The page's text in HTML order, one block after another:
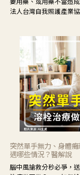
法人台灣自我照護產業
突然單手無力、身體
遇哪些情況？醫解說
腦中風搶救分秒必爭，